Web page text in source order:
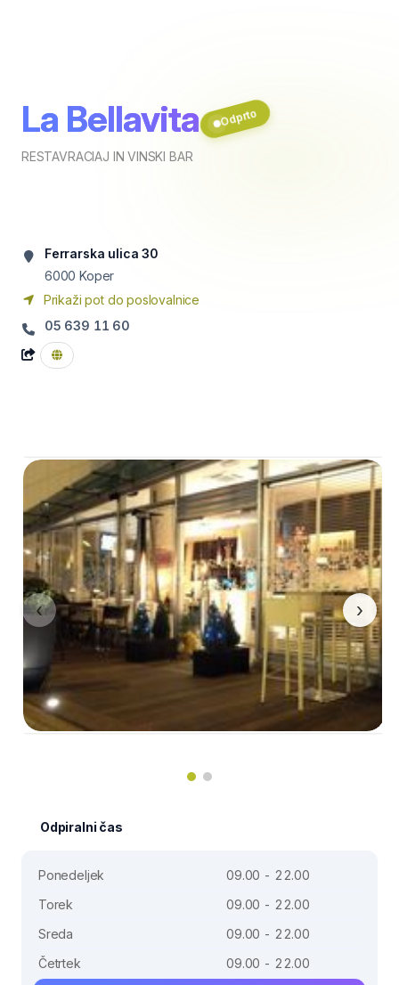
La Bellavita
RESTAVRACIAJ IN VINSKI BAR
Odprto
Ferrarska ulica 30
6000 Koper
Prikaži pot do poslovalnice
05 639 11 60
‹ ›
Odpiralni čas
Ponedeljek
09.00 - 22.00
Torek
09.00 - 22.00
Sreda
09.00 - 22.00
Četrtek
09.00 - 22.00